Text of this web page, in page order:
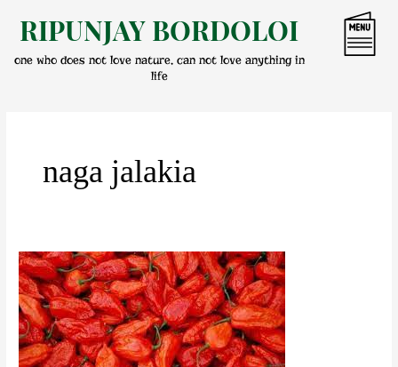
content
RIPUNJAY BORDOLOI
one who does not love nature, can not love anything in
life
naga jalakia
ভোট
জলকীয়া